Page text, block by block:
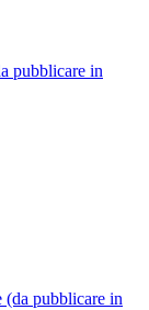
pubblicare in
(da pubblicare in